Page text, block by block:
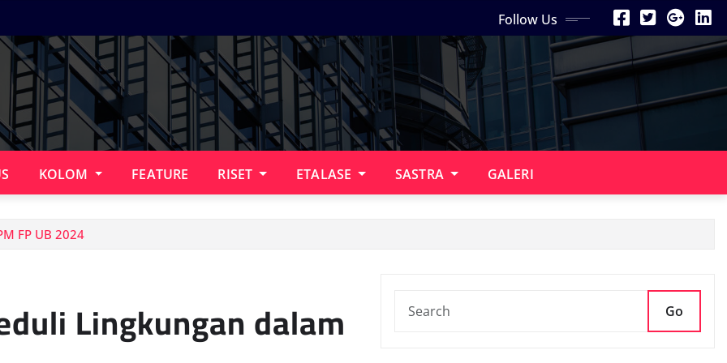
Follow Us
KOLOM FEATURE RISET ETALASE SASTRA GALERI
FP UB 2024
Lingkungan dalam Go